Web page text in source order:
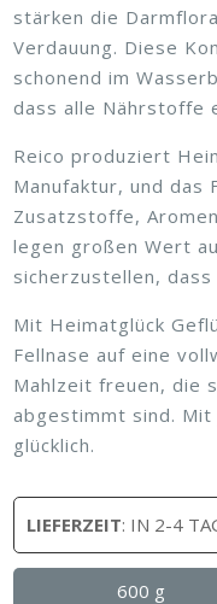
stärken die
Verdauung. Diese
schonend im
dass alle Nährstoffe
Reico produziert
Manufaktur, und das
Zusatzstoffe,
legen großen Wert
sicherzustellen,
Mit Heimatglück
Fellnase auf eine
Mahlzeit freuen, die
abgestimmt sind.
glücklich.
LIEFERZEIT: IN 2-4
600 g